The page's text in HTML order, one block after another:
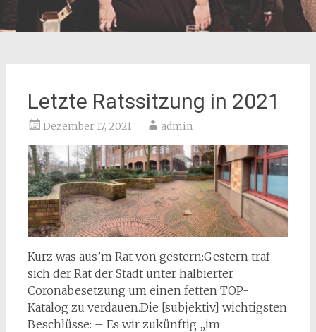
Letzte Ratssitzung in 2021
Dezember 17, 2021 admin
Kurz was aus’m Rat von gestern:Gestern traf
sich der Rat der Stadt unter halbierter
Coronabesetzung um einen fetten TOP-
Katalog zu verdauen.Die [subjektiv] wichtigsten
Beschlüsse: – Es wir zukünftig „im